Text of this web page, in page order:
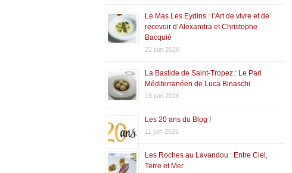
Le Mas Les Eydins : l’Art de vivre et de
recevoir d’Alexandra et Christophe
Bacquié
22 juin 2026
La Bastide de Saint-Tropez : Le Pari
Méditerranéen de Luca Binaschi
16 juin 2026
Les 20 ans du Blog !
11 juin 2026
Les Roches au Lavandou : Entre Ciel,
Terre et Mer